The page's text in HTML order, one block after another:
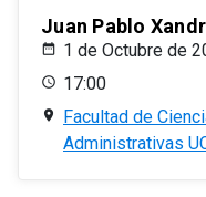
Juan Pablo
1 de Octubre de
17:00
Facultad de
Administrativas